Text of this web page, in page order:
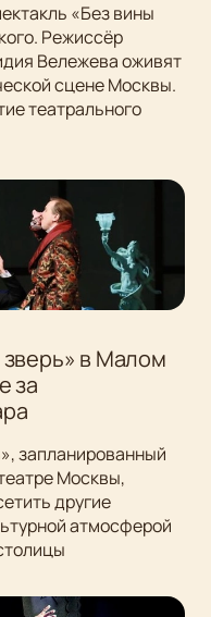
«Без вины
Режиссёр
Вележева оживят
сцене Москвы.
театрального
в Малом
за
запланированный
Москвы,
другие
атмосферой